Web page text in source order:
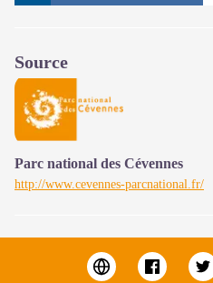
Source
Parc national des Cévennes
http://www.cevennes-parcnational.fr/